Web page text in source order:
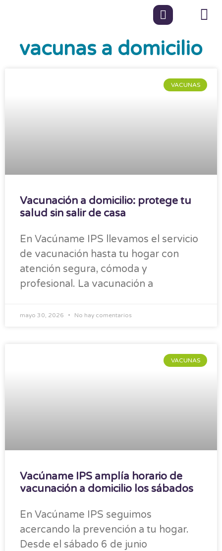
vacunas a domicilio
VACUNAS
Vacunación a domicilio: protege tu
salud sin salir de casa
En Vacúname IPS llevamos el servicio
de vacunación hasta tu hogar con
atención segura, cómoda y
profesional. La vacunación a
mayo 30, 2026 No hay comentarios
VACUNAS
Vacúname IPS amplía horario de
vacunación a domicilio los sábados
En Vacúname IPS seguimos
acercando la prevención a tu hogar.
Desde el sábado 6 de junio